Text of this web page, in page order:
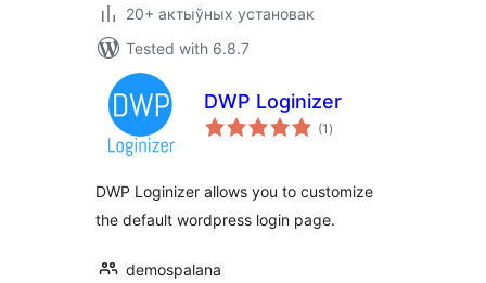
20+ актыўных установак
Tested with 6.8.7
DWP Loginizer
(1 total
ratings
)
DWP Loginizer allows you to customize
the default wordpress login page.
demospalana